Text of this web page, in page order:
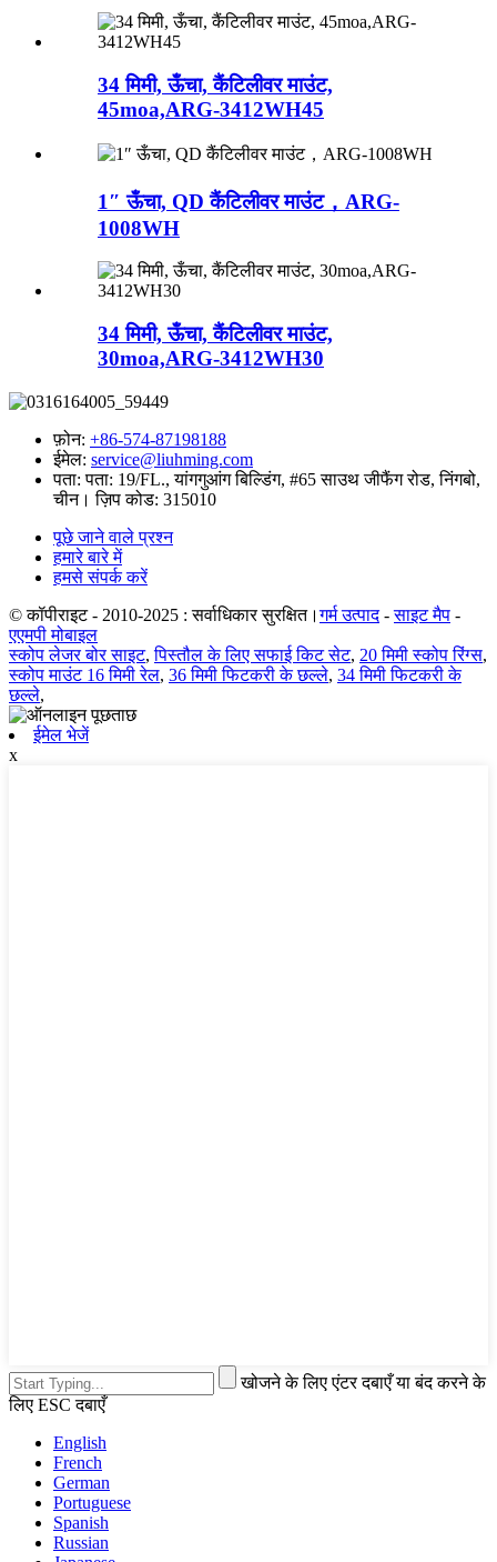
34 मिमी, ऊँचा, कैंटिलीवर माउंट,
45moa,ARG-3412WH45
1″ ऊँचा, QD कैंटिलीवर माउंट，ARG-
1008WH
34 मिमी, ऊँचा, कैंटिलीवर माउंट,
30moa,ARG-3412WH30
फ़ोन: +86-574-87198188
ईमेल: service@liuhming.com
पता: पता: 19/FL., यांगगुआंग बिल्डिंग, #65 साउथ जीफैंग रोड, निंगबो,
चीन। ज़िप कोड: 315010
पूछे जाने वाले प्रश्न
हमारे बारे में
हमसे संपर्क करें
© कॉपीराइट - 2010-2025 : सर्वाधिकार सुरक्षित।गर्म उत्पाद-साइट मैप -
एएमपी मोबाइल
स्कोप लेजर बोर साइट,पिस्तौल के लिए सफाई किट सेट, 20 मिमी स्कोप रिंग्स,
स्कोप माउंट 16 मिमी रेल, 36 मिमी फिटकरी के छल्ले, 34 मिमी फिटकरी के
छल्ले,
ईमेल भेजें
x
खोजने के लिए एंटर दबाएँ या बंद करने के
लिए ESC दबाएँ
English
French
German
Portuguese
Spanish
Russian